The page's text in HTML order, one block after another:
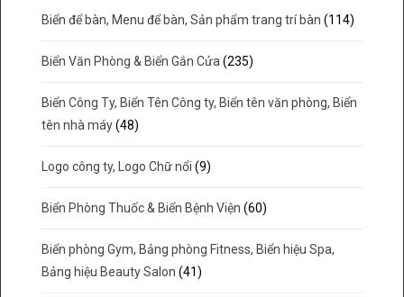
Biển để bàn, Menu để bàn, Sản phẩm trang trí bàn (114)
Biển Văn Phòng & Biển Gắn Cửa (235)
Biển Công Ty, Biển Tên Công ty, Biển tên văn phòng, Biển
tên nhà máy (48)
Logo công ty, Logo Chữ nổi (9)
Biển Phòng Thuốc & Biển Bệnh Viện (60)
Biển phòng Gym, Bảng phòng Fitness, Biển hiệu Spa,
Bảng hiệu Beauty Salon (41)